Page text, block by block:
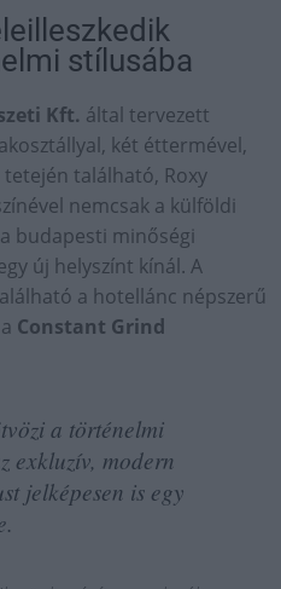
stílusába
Kft. által tervezett
két éttermével,
található, Roxy
nemcsak a külföldi
budapesti minőségi
új helyszínt kínál. A
a hotellánc népszerű
Constant Grind
a történelmi
exkluzív, modern
jelképesen is egy